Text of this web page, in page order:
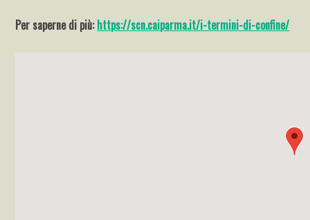
Per saperne di più:https://scn.caiparma.it/i-termini-di-confine/